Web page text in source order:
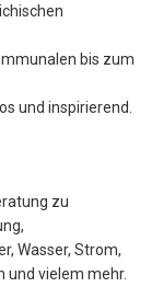
bis zum
und inspirierend.
zu
Wasser, Strom,
und vielem mehr.